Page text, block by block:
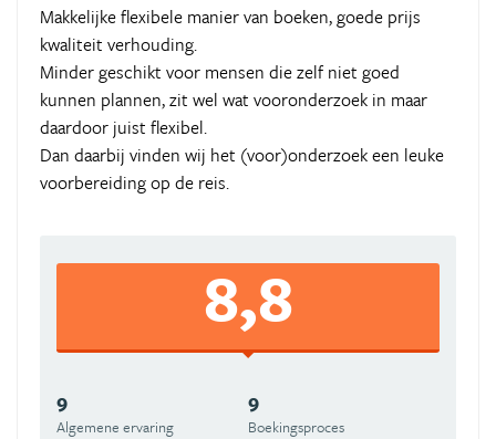
Makkelijke flexibele manier van boeken, goede prijs
kwaliteit verhouding.
Minder geschikt voor mensen die zelf niet goed
kunnen plannen, zit wel wat vooronderzoek in maar
daardoor juist flexibel.
Dan daarbij vinden wij het (voor)onderzoek een leuke
voorbereiding op de reis.
8,8
9
Algemene ervaring
9
Boekingsproces